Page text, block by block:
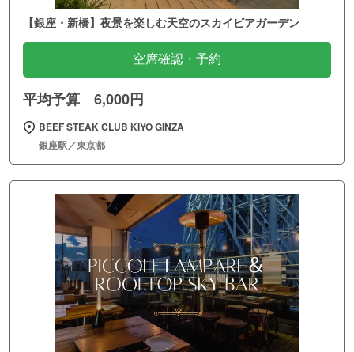
【銀座・新橋】夜景を楽しむ天空のスカイビアガーデン
空席確認・予約
平均予算 6,000円
BEEF STEAK CLUB KIYO GINZA
銀座駅／東京都